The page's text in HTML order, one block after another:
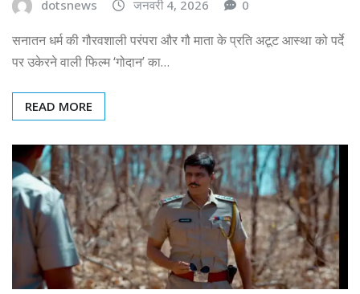
dotsnews जनवरी 4, 2026 0
सनातन धर्म की गौरवशाली परंपरा और गौ माता के प्रति अटूट आस्था को पर्दे
पर उकेरने वाली फिल्म ‘गोदान’ का…
READ MORE